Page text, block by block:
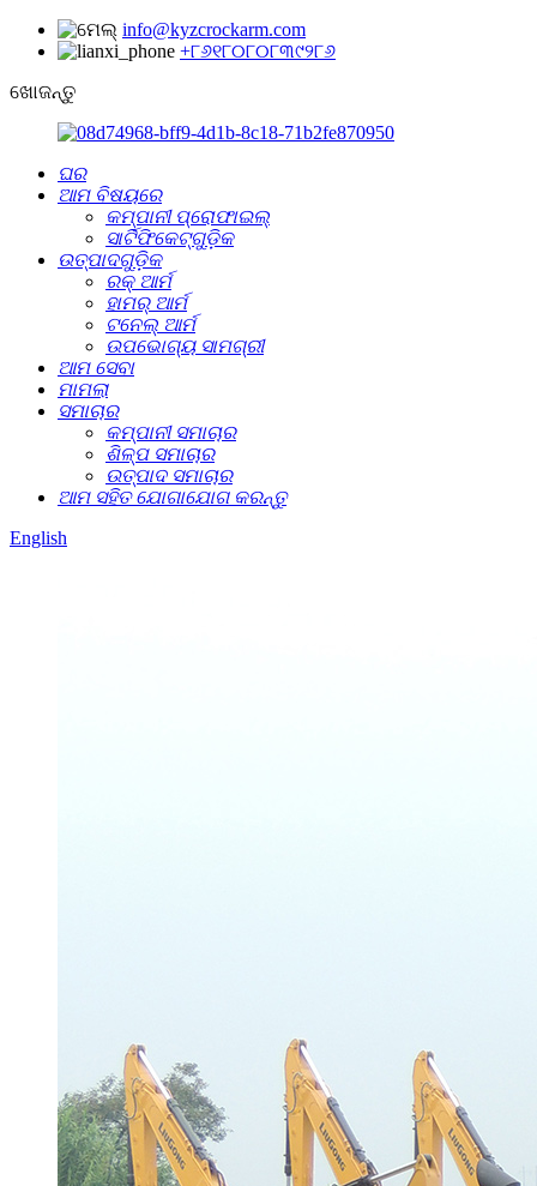
info@kyzcrockarm.com
+୮୬୧୮୦୮୦୮୩୯୨୮୬
ଖୋଜନ୍ତୁ
ଘର
ଆମ ବିଷୟରେ
କମ୍ପାନୀ ପ୍ରୋଫାଇଲ୍
ସାର୍ଟିଫିକେଟ୍‌ଗୁଡ଼ିକ
ଉତ୍ପାଦଗୁଡ଼ିକ
ରକ୍ ଆର୍ମ
ହାମର୍ ଆର୍ମ
ଟନେଲ୍‌ ଆର୍ମ
ଉପଭୋଗ୍ୟ ସାମଗ୍ରୀ
ଆମ ସେବା
ମାମଲା
ସମାଚାର
କମ୍ପାନୀ ସମାଚାର
ଶିଳ୍ପ ସମାଚାର
ଉତ୍ପାଦ ସମାଚାର
ଆମ ସହିତ ଯୋଗାଯୋଗ କରନ୍ତୁ
English